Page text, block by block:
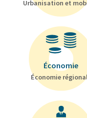
Urbanisation et
Économie
Économie